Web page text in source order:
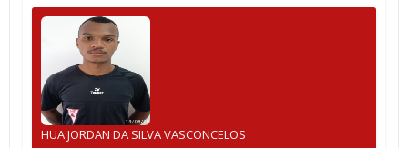
HUA JORDAN DA SILVA VASCONCELOS